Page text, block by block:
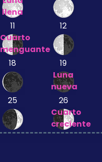
llena
11
Cuarto
menguante
12
18
19
Luna
nueva
25
26
Cuarto
creciente